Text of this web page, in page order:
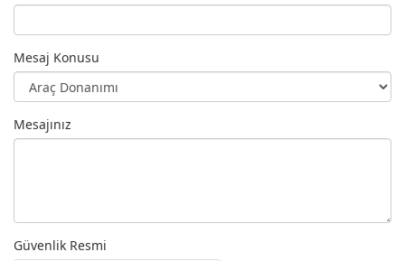
Mesaj Konusu
Mesajınız
Güvenlik Resmi